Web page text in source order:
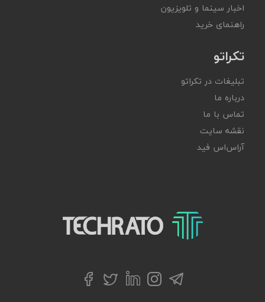
اخبار سینما و تلویزیون
راهنمای خرید
تکراتو
تبلیغات در تکراتو
درباره ما
تماس با ما
نقشه سایت
آر‌اس‌اس فید
تکراتو – زندگی با تکنولوژی
تلگراماینستاگرام
لینکداینتوییترفیسبوک